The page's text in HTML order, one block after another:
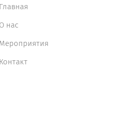
Главная
О нас
Мероприятия
Контакт